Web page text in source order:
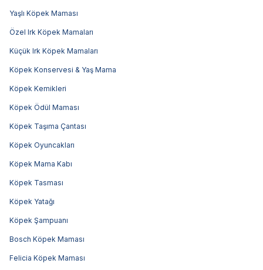
Yaşlı Köpek Maması
Özel Irk Köpek Mamaları
Küçük Irk Köpek Mamaları
Köpek Konservesi & Yaş Mama
Köpek Kemikleri
Köpek Ödül Maması
Köpek Taşıma Çantası
Köpek Oyuncakları
Köpek Mama Kabı
Köpek Tasması
Köpek Yatağı
Köpek Şampuanı
Bosch Köpek Maması
Felicia Köpek Maması